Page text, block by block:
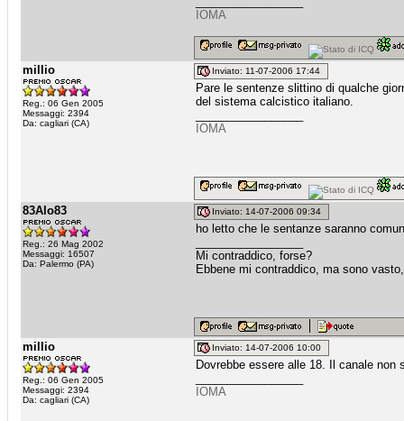
IOMA
millio
Reg.: 06 Gen 2005
Messaggi: 2394
Da: cagliari (CA)
Inviato: 11-07-2006 17:44
Pare le sentenze slittino di qualche
del sistema calcistico italiano.
IOMA
83Alo83
Reg.: 26 Mag 2002
Messaggi: 16507
Da: Palermo (PA)
Inviato: 14-07-2006 09:34
ho letto che le sentanze saranno
Mi contraddico, forse?
Ebbene mi contraddico, ma sono
millio
Reg.: 06 Gen 2005
Messaggi: 2394
Da: cagliari (CA)
Inviato: 14-07-2006 10:00
Dovrebbe essere alle 18. Il canale
IOMA